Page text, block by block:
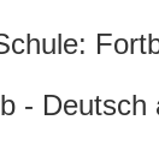
- Deutsch